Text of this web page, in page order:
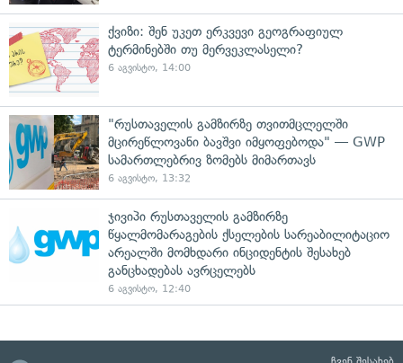
ქვიზი: შენ უკეთ ერკვევი გეოგრაფიულ
ტერმინებში თუ მერვეკლასელი?
6 აგვისტო, 14:00
"რუსთაველის გამზირზე თვითმცლელში
მცირეწლოვანი ბავშვი იმყოფებოდა" — GWP
სამართლებრივ ზომებს მიმართავს
6 აგვისტო, 13:32
ჯივიპი რუსთაველის გამზირზე
წყალმომარაგების ქსელების სარეაბილიტაციო
არეალში მომხდარი ინციდენტის შესახებ
განცხადებას ავრცელებს
6 აგვისტო, 12:40